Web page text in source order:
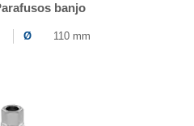
banjo
Ø 110 mm